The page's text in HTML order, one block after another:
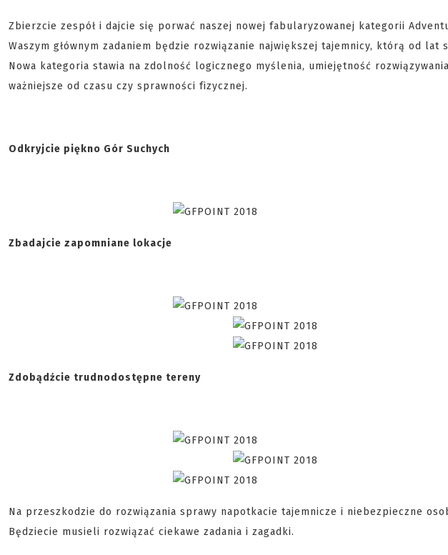
Zbierzcie zespół i dajcie się porwać naszej nowej fabularyzowanej kategorii
Waszym głównym zadaniem będzie rozwiązanie największej tajemnicy, którą od lat
Nowa kategoria stawia na zdolność logicznego myślenia, umiejętność
ważniejsze od czasu czy sprawności fizycznej.
Odkryjcie piękno Gór Suchych
Zbadajcie zapomniane lokacje
Zdobądźcie trudnodostępne tereny
Na przeszkodzie do rozwiązania sprawy napotkacie tajemnicze i niebezpieczne
Będziecie musieli rozwiązać ciekawe zadania i zagadki.